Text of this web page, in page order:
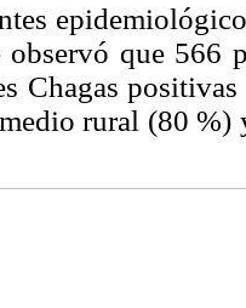
observó que 566
Chagas
rural (80 %)